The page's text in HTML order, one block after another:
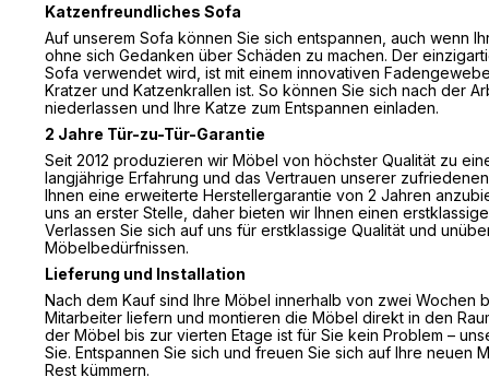
Katzenfreundliches Sofa
Auf unserem Sofa können Sie sich entspannen, auch wenn
ohne sich Gedanken über Schäden zu machen. Der
Sofa verwendet wird, ist mit einem innovativen
Kratzer und Katzenkrallen ist. So können Sie sich nach der
niederlassen und Ihre Katze zum Entspannen einladen.
2 Jahre Tür-zu-Tür-Garantie
Seit 2012 produzieren wir Möbel von höchster Qualität zu
langjährige Erfahrung und das Vertrauen unserer
Ihnen eine erweiterte Herstellergarantie von 2 Jahren
uns an erster Stelle, daher bieten wir Ihnen einen
Verlassen Sie sich auf uns für erstklassige Qualität und
Möbelbedürfnissen.
Lieferung und Installation
Nach dem Kauf sind Ihre Möbel innerhalb von zwei Wochen
Mitarbeiter liefern und montieren die Möbel direkt in den
der Möbel bis zur vierten Etage ist für Sie kein Problem –
Sie. Entspannen Sie sich und freuen Sie sich auf Ihre neuen
Rest kümmern.